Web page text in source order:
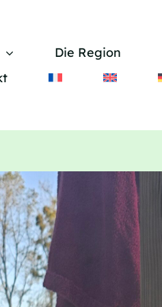
Die Region